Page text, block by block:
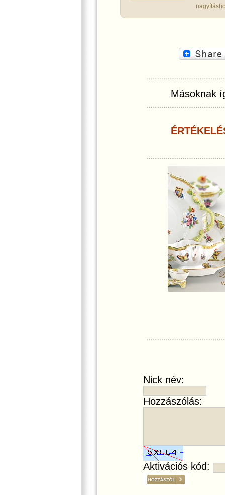
Másoknak
Nick név:
Hozzászólás:
Aktivációs kód: